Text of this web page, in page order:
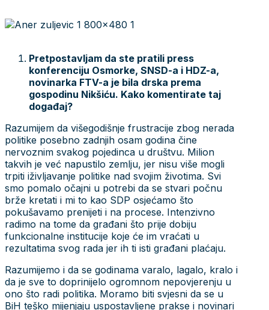
Pretpostavljam da ste pratili press
konferenciju Osmorke, SNSD-a i HDZ-a,
novinarka FTV-a je bila drska prema
gospodinu Nikšiću. Kako komentirate taj
događaj?
Razumijem da višegodišnje frustracije zbog nerada
politike posebno zadnjih osam godina čine
nervoznim svakog pojedinca u društvu. Milion
takvih je već napustilo zemlju, jer nisu više mogli
trpiti iživljavanje politike nad svojim životima. Svi
smo pomalo očajni u potrebi da se stvari počnu
brže kretati i mi to kao SDP osjećamo što
pokušavamo prenijeti i na procese. Intenzivno
radimo na tome da građani što prije dobiju
funkcionalne institucije koje će im vraćati u
rezultatima svog rada jer ih ti isti građani plaćaju.
Razumijemo i da se godinama varalo, lagalo, kralo i
da je sve to doprinijelo ogromnom nepovjerenju u
ono što radi politika. Moramo biti svjesni da se u
BiH teško mijenjaju uspostavljene prakse i novinari